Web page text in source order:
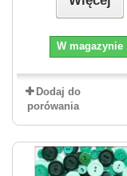
W magazynie
Dodaj do
porówania